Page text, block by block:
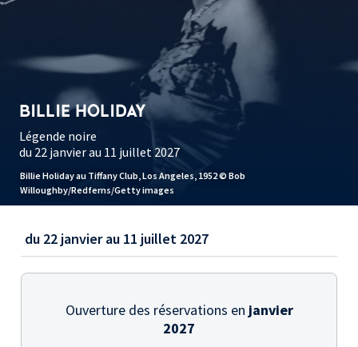
Billie Holiday au Tiffany Club, Los Angeles, 1952 © Bob
Willoughby/Redferns/Getty images
BILLIE HOLIDAY
Légende noire
du 22 janvier au 11 juillet 2027
du 22 janvier au 11 juillet 2027
Ouverture des réservations en janvier
2027